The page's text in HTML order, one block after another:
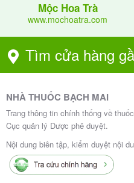
Mộc Hoa Trà
www.mochoatra.com
Tìm cửa hàng
NHÀ THUỐC BẠCH MAI
Trang thông tin chính thống về
Cục quản lý Dược phê duyệt.
Nội dung biên tập, kiểm duyệt nội